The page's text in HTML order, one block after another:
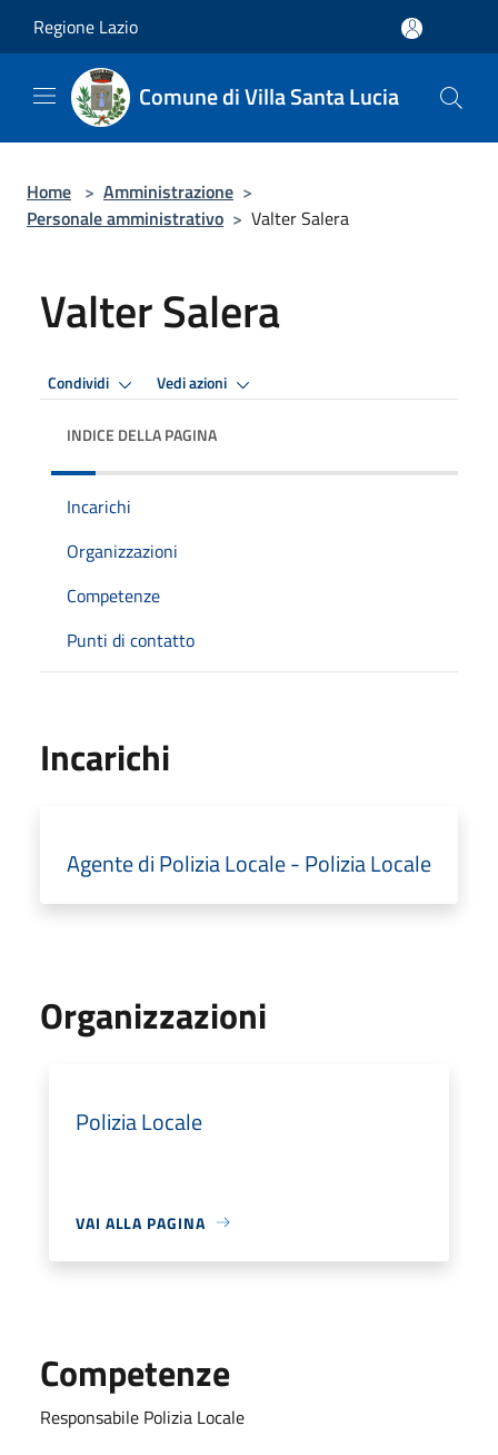
Regione Lazio
Comune di Villa Santa Lucia
Home > Amministrazione >
Personale amministrativo > Valter Salera
Valter Salera
Condividi Vedi azioni
INDICE DELLA PAGINA
Incarichi
Organizzazioni
Competenze
Punti di contatto
Incarichi
Agente di Polizia Locale - Polizia Locale
Organizzazioni
Polizia Locale
VAI ALLA PAGINA
Competenze
Responsabile Polizia Locale